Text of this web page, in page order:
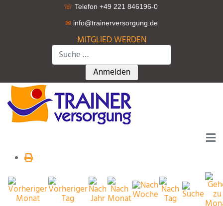
☏ Telefon +49 221 846196-0
✉ info@trainerversorgung.de
MITGLIED WERDEN
Suchen
Type 2 or more characters for
Anmelden